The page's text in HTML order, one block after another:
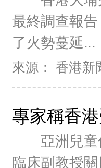
最終調查報
了火勢蔓延...
來源： 香港新
專家稱香
亞洲兒童傳
臨床副教授